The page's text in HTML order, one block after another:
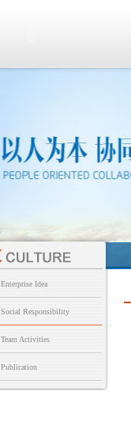
Enterprise Idea
Social Responsibility
Team Activities
Publication